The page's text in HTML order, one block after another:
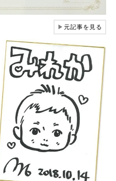
▶元記事を見る